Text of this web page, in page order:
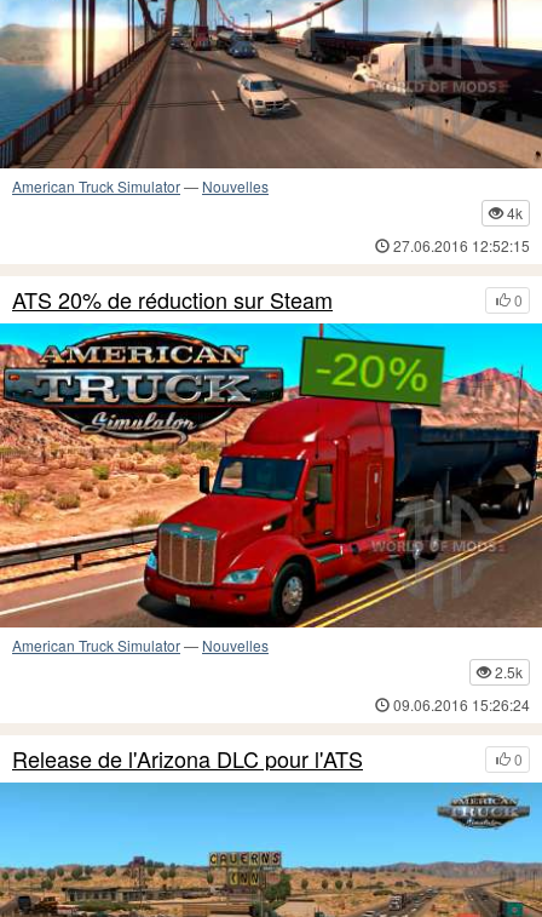
American Truck Simulator— Nouvelles
4k
27.06.2016 12:52:15
0
ATS 20% de réduction sur Steam
American Truck Simulator— Nouvelles
2.5k
09.06.2016 15:26:24
0
Release de l'Arizona DLC pour l'ATS